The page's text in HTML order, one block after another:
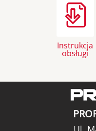
Instrukcja
obsługi